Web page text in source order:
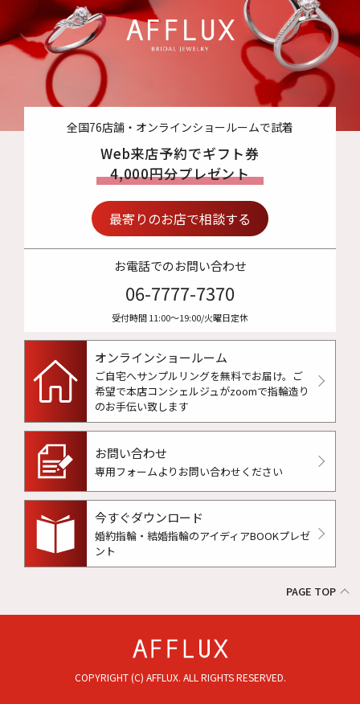
全国76店舗・オンラインショールームで試着
Web来店予約でギフト券
4,000円分プレゼント
最寄りのお店で相談する
お電話でのお問い合わせ
06-7777-7370
受付時間 11:00〜19:00/火曜日定休
オンラインショールーム
ご自宅へサンプルリングを無料でお届け。 ご
希望で本店コンシェルジュがzoomで指輪造り
のお手伝い致します
お問い合わせ
専用フォームよりお問い合わせください
今すぐダウンロード
婚約指輪・結婚指輪のアイディアBOOKプレゼ
ント
PAGE TOP
COPYRIGHT (C) AFFLUX. ALL RIGHTS RESERVED.